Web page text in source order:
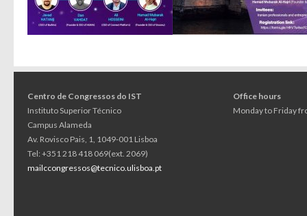
Centro de Congressos do IST
Instituto Superior Técnico
Campus Alameda
Av. Rovisco Pais, 1, 1049-001 Lisboa
Tel: +351 218 418 069(ext. 2069)
mailccongressos@tecnico.ulisboa.pt
Office hours
Monday to Friday